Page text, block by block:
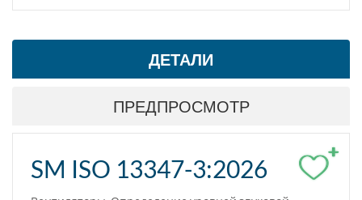
ДЕТАЛИ
ПРЕДПРОСМОТР
+
SM ISO 13347-3:2026